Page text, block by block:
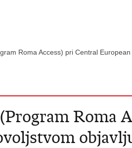
Roma Access) pri Central
Roma